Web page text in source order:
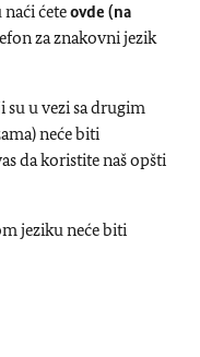
ćeteovde (na
za znakovni jezik
su u vezi sa drugim
neće biti
da koristite naš opšti
jeziku neće biti